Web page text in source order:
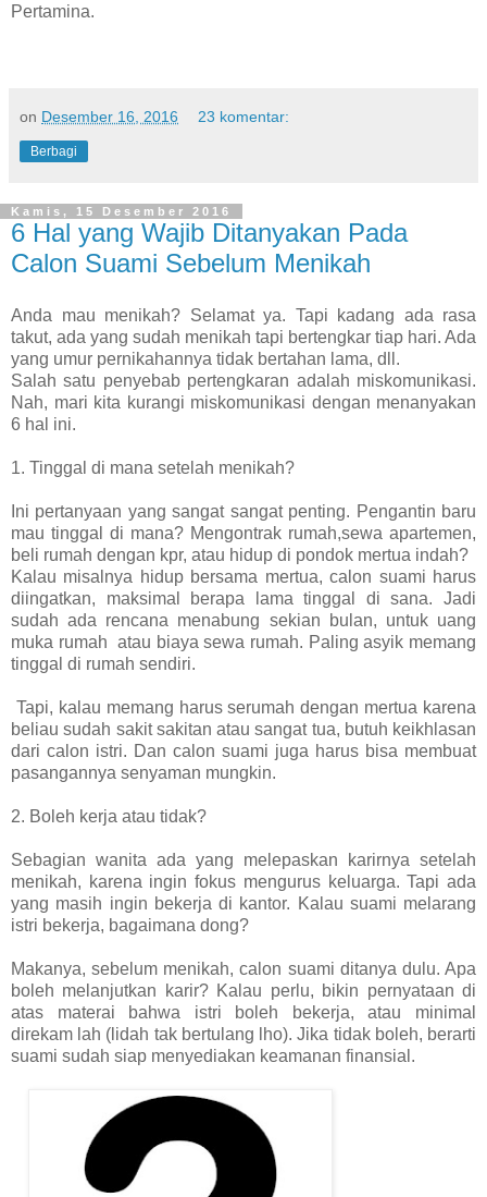
Pertamina.
on Desember 16, 2016 23 komentar:
Berbagi
Kamis, 15 Desember 2016
6 Hal yang Wajib Ditanyakan Pada
Calon Suami Sebelum Menikah
Anda mau menikah? Selamat ya. Tapi kadang ada rasa
takut, ada yang sudah menikah tapi bertengkar tiap hari. Ada
yang umur pernikahannya tidak bertahan lama, dll.
Salah satu penyebab pertengkaran adalah miskomunikasi.
Nah, mari kita kurangi miskomunikasi dengan menanyakan
6 hal ini.
1. Tinggal di mana setelah menikah?
Ini pertanyaan yang sangat sangat penting. Pengantin baru
mau tinggal di mana? Mengontrak rumah,sewa apartemen,
beli rumah dengan kpr, atau hidup di pondok mertua indah?
Kalau misalnya hidup bersama mertua, calon suami harus
diingatkan, maksimal berapa lama tinggal di sana. Jadi
sudah ada rencana menabung sekian bulan, untuk uang
muka rumah atau biaya sewa rumah. Paling asyik memang
tinggal di rumah sendiri.
Tapi, kalau memang harus serumah dengan mertua karena
beliau sudah sakit sakitan atau sangat tua, butuh keikhlasan
dari calon istri. Dan calon suami juga harus bisa membuat
pasangannya senyaman mungkin.
2. Boleh kerja atau tidak?
Sebagian wanita ada yang melepaskan karirnya setelah
menikah, karena ingin fokus mengurus keluarga. Tapi ada
yang masih ingin bekerja di kantor. Kalau suami melarang
istri bekerja, bagaimana dong?
Makanya, sebelum menikah, calon suami ditanya dulu. Apa
boleh melanjutkan karir? Kalau perlu, bikin pernyataan di
atas materai bahwa istri boleh bekerja, atau minimal
direkam lah (lidah tak bertulang lho). Jika tidak boleh, berarti
suami sudah siap menyediakan keamanan finansial.